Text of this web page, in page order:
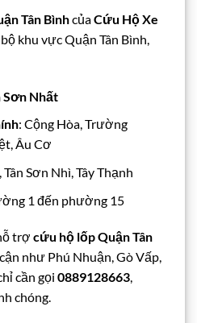
Tân BìnhcủaCứu Hộ Xe
khu vực Quận Tân Bình,
Sơn Nhất
: Cộng Hòa, Trường
Âu Cơ
Tân Sơn Nhì, Tây Thạnh
1 đến phường 15
trợ cứu hộ lốp Quận Tân
như Phú Nhuận, Gò Vấp,
cần gọi 0889128663,
chóng.